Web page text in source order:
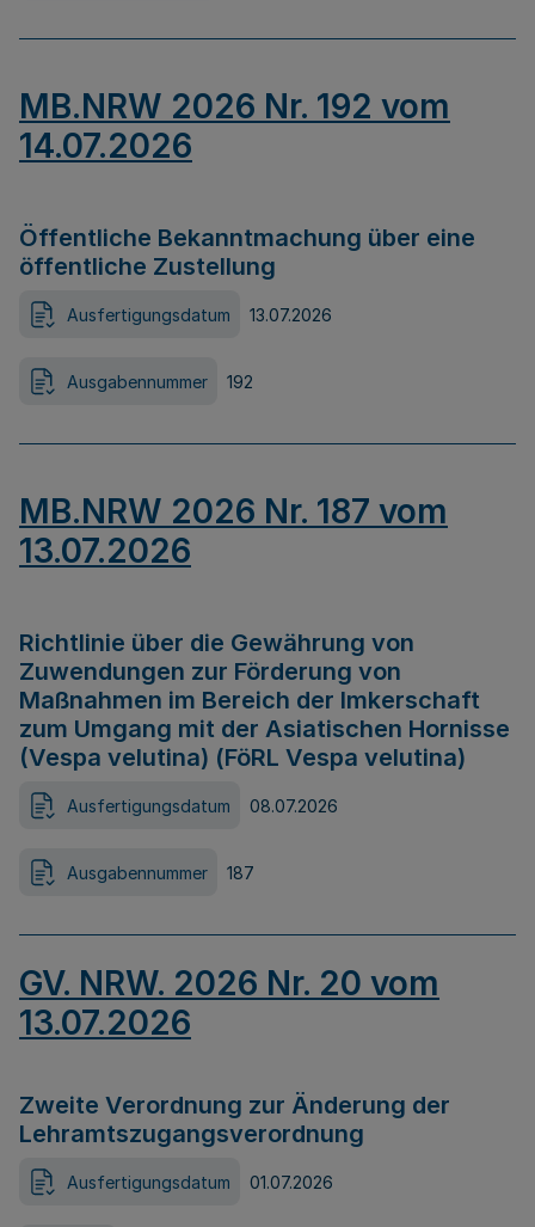
MB.NRW 2026 Nr. 192 vom
14.07.2026
Öffentliche Bekanntmachung über eine
öffentliche Zustellung
Ausfertigungsdatum 13.07.2026
Ausgabennummer 192
MB.NRW 2026 Nr. 187 vom
13.07.2026
Richtlinie über die Gewährung von
Zuwendungen zur Förderung von
Maßnahmen im Bereich der Imkerschaft
zum Umgang mit der Asiatischen Hornisse
(Vespa velutina) (FöRL Vespa velutina)
Ausfertigungsdatum 08.07.2026
Ausgabennummer 187
GV. NRW. 2026 Nr. 20 vom
13.07.2026
Zweite Verordnung zur Änderung der
Lehramtszugangsverordnung
Ausfertigungsdatum 01.07.2026